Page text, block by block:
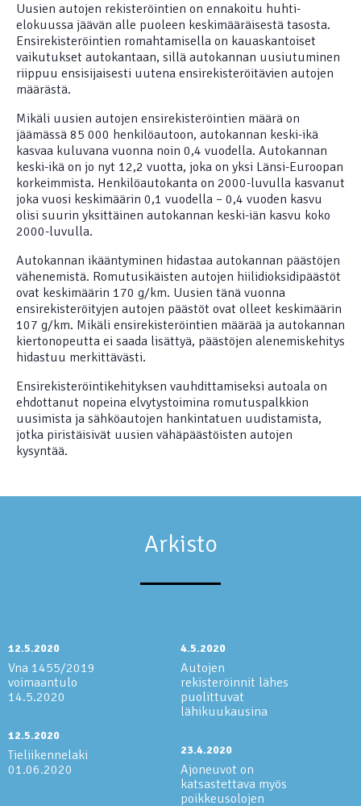
Uusien autojen rekisteröintien on ennakoitu huhti-
elokuussa jäävän alle puoleen keskimääräisestä tasosta.
Ensirekisteröintien romahtamisella on kauaskantoiset
vaikutukset autokantaan, sillä autokannan uusiutuminen
riippuu ensisijaisesti uutena ensirekisteröitävien autojen
määrästä.
Mikäli uusien autojen ensirekisteröintien määrä on
jäämässä 85 000 henkilöautoon, autokannan keski-ikä
kasvaa kuluvana vuonna noin 0,4 vuodella. Autokannan
keski-ikä on jo nyt 12,2 vuotta, joka on yksi Länsi-Euroopan
korkeimmista. Henkilöautokanta on 2000-luvulla kasvanut
joka vuosi keskimäärin 0,1 vuodella – 0,4 vuoden kasvu
olisi suurin yksittäinen autokannan keski-iän kasvu koko
2000-luvulla.
Autokannan ikääntyminen hidastaa autokannan päästöjen
vähenemistä. Romutusikäisten autojen hiilidioksidipäästöt
ovat keskimäärin 170 g/km. Uusien tänä vuonna
ensirekisteröityjen autojen päästöt ovat olleet keskimäärin
107 g/km. Mikäli ensirekisteröintien määrää ja autokannan
kiertonopeutta ei saada lisättyä, päästöjen alenemiskehitys
hidastuu merkittävästi.
Ensirekisteröintikehityksen vauhdittamiseksi autoala on
ehdottanut nopeina elvytystoimina romutuspalkkion
uusimista ja sähköautojen hankintatuen uudistamista,
jotka piristäisivät uusien vähäpäästöisten autojen
kysyntää.
Arkisto
12.5.2020
Vna 1455/2019
voimaantulo
14.5.2020
12.5.2020
Tieliikennelaki
01.06.2020
4.5.2020
Autojen
rekisteröinnit lähes
puolittuvat
lähikuukausina
23.4.2020
Ajoneuvot on
katsastettava myös
poikkeusolojen